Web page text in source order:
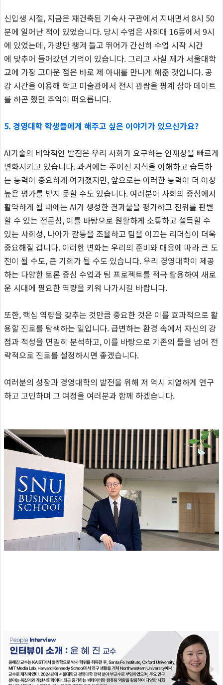
신입생 시절, 지금은 재건축된 기숙사 구관에서 지내면서 8시 50
분에 일어난 적이 있었습니다. 당시 수업은 사회대 16동에서 9시
에 있었는데, 가방만 챙겨 들고 뛰어가 간신히 수업 시작 시간
에 맞추어 들어갔던 기억이 있습니다. 그리고 사실 제가 서울대학
교에 가장 고마운 점은 바로 제 아내를 만나게 해준 것입니다. 공
강 시간을 이용해 학교 미술관에서 전시 관람을 핑계 삼아 데이트
를 하곤 했던 추억이 떠오릅니다.
5. 경영대학 학생들에게 해주고 싶은 이야기가 있으신가요?
AI기술의 비약적인 발전은 우리 사회가 요구하는 인재상을 빠르게
변화시키고 있습니다. 과거에는 주어진 지식을 이해하고 습득하
는 능력이 중요하게 여겨졌지만, 앞으로는 이러한 능력이 더 이상
높은 평가를 받지 못할 수도 있습니다. 여러분이 사회의 중심에서
활약하게 될 때에는 AI가 생성한 결과물을 평가하고 진위를 판별
할 수 있는 전문성, 이를 바탕으로 원활하게 소통하고 설득할 수
있는 사회성, 나아가 갈등을 조율하고 팀을 이끄는 리더십이 더욱
중요해질 겁니다. 이러한 변화는 우리의 준비와 대응에 따라 큰 도
전이 될 수도, 큰 기회가 될 수도 있습니다. 우리 경영대학이 제공
하는 다양한 토론 중심 수업과 팀 프로젝트를 적극 활용하여 새로
운 시대에 필요한 역량을 키워 나가시길 바랍니다.
또한, 핵심 역량을 갖추는 것만큼 중요한 것은 이를 효과적으로 활
용할 진로를 탐색하는 일입니다. 급변하는 환경 속에서 자신의 강
점과 적성을 면밀히 분석하고, 이를 바탕으로 기존의 틀을 넘어 전
략적으로 진로를 설정하시면 좋겠습니다.
여러분의 성장과 경영대학의 발전을 위해 저 역시 치열하게 연구
하고 고민하며 그 여정을 여러분과 함께 하겠습니다.